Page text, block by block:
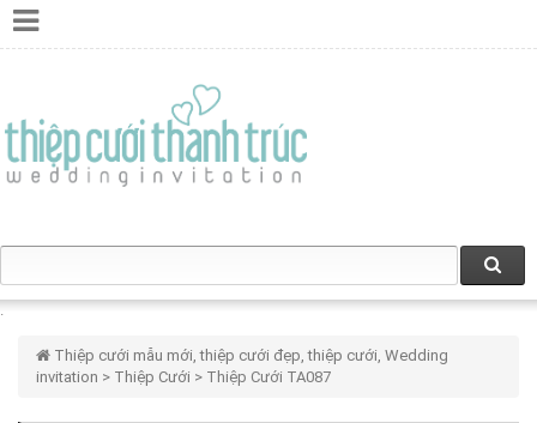
Thiệp cưới mẫu mới, thiệp cưới đẹp, thiệp cưới, Wedding
invitation > Thiệp Cưới > Thiệp Cưới TA087